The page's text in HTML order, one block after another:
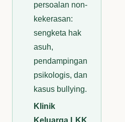
persoalan non-
kekerasan:
sengketa hak
asuh,
pendampingan
psikologis, dan
kasus bullying.
Klinik